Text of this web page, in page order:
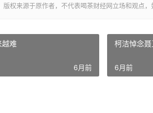
权来源于原作者，不代表喝茶财经网立场和观点，
难
6月前
柯洁悼念
6月前